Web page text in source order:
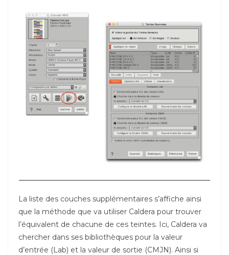
La liste des couches supplémentaires s’affiche ainsi
que la méthode que va utiliser Caldera pour trouver
l’équivalent de chacune de ces teintes. Ici, Caldera va
chercher dans ses bibliothèques pour la valeur
d’entrée (Lab) et la valeur de sortie (CMJN). Ainsi si